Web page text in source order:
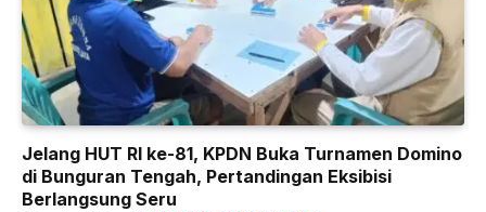
Jelang HUT RI ke-81, KPDN Buka Turnamen Domino
di Bunguran Tengah, Pertandingan Eksibisi
Berlangsung Seru